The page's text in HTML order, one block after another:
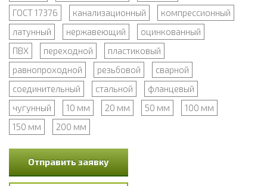
ГОСТ 17376
канализационный
компрессионный
латунный
нержавеющий
оцинкованный
ПВХ
переходной
пластиковый
равнопроходной
резьбовой
сварной
соединительный
стальной
фланцевый
чугунный
10 мм 20 мм 50 мм
100 мм
150 мм
200 мм
Отправить заявку